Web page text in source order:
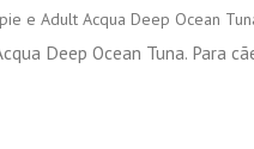
e Adult Acqua Deep Ocean
Deep Ocean Tuna. Para